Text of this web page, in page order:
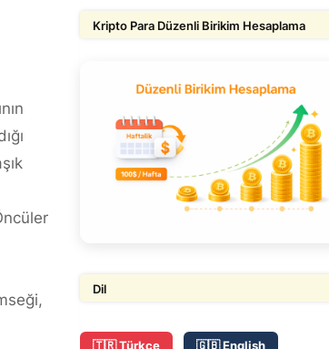
Kripto Para Düzenli Birikim Hesaplama
Dil
🇹🇷 Türkçe 🇬🇧 English